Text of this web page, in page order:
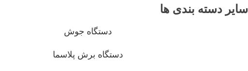
سایر دسته بندی ها
دستگاه جوش
دستگاه برش پلاسما